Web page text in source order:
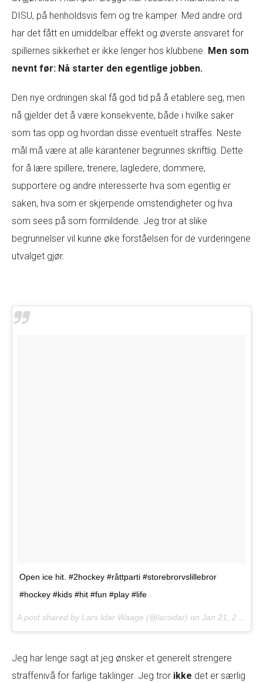
DISU, på henholdsvis fem og tre kamper. Med andre ord
har det fått en umiddelbar effekt og øverste ansvaret for
spillernes sikkerhet er ikke lenger hos klubbene. Men som
nevnt før: Nå starter den egentlige jobben.
Den nye ordningen skal få god tid på å etablere seg, men
nå gjelder det å være konsekvente, både i hvilke saker
som tas opp og hvordan disse eventuelt straffes. Neste
mål må være at alle karantener begrunnes skriftlig. Dette
for å lære spillere, trenere, lagledere, dommere,
supportere og andre interesserte hva som egentlig er
saken, hva som er skjerpende omstendigheter og hva
som sees på som formildende. Jeg tror at slike
begrunnelser vil kunne øke forståelsen for de vurderingene
utvalget gjør.
Open ice hit. #2hockey #råttparti #storebrorvslillebror
#hockey #kids #hit #fun #play #life
A post shared by Lars Idar Waage (@larsidar) on Jan 21, 2017 at 12:57pm PST
Jeg har lenge sagt at jeg ønsker et generelt strengere
straffenivå for farlige taklinger. Jeg tror ikke det er særlig